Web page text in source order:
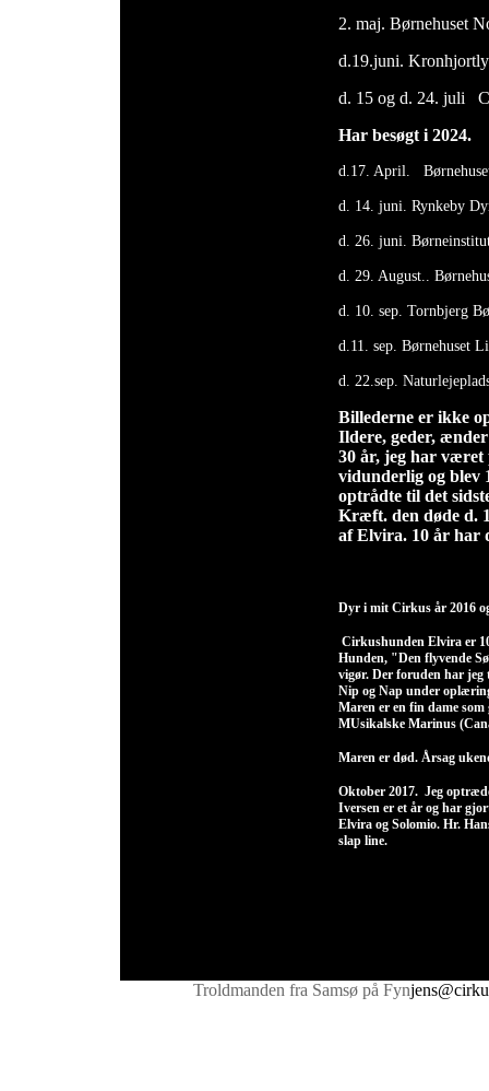
2. maj. Børnehuset
d.19.juni.
d. 15 og d. 24. juli
Har besøgt i 2024.
d.17. April.
d. 14. juni. Rynkeby
d. 26. juni.
d. 29. August..
d. 10. sep. Tornbjerg
d.11. sep. Børnehuset
d. 22.sep.
Billederne er ikke
Ildere, geder,
30 år, jeg har været
vidunderlig og blev
optrådte til det
Kræft. den døde d.
af Elvira. 10 år har
Dyr i mit Cirkus år 2016
Cirkushunden Elvira er
Hunden, "Den flyvende
vigør. Der foruden har
Nip og Nap under
Maren er en fin dame
MUsikalske Marinus
Maren er død. Årsag
Oktober 2017. Jeg
Iversen er et år og har
Elvira og Solomio. Hr.
slap line.
Troldmanden fra Samsø på Fyn